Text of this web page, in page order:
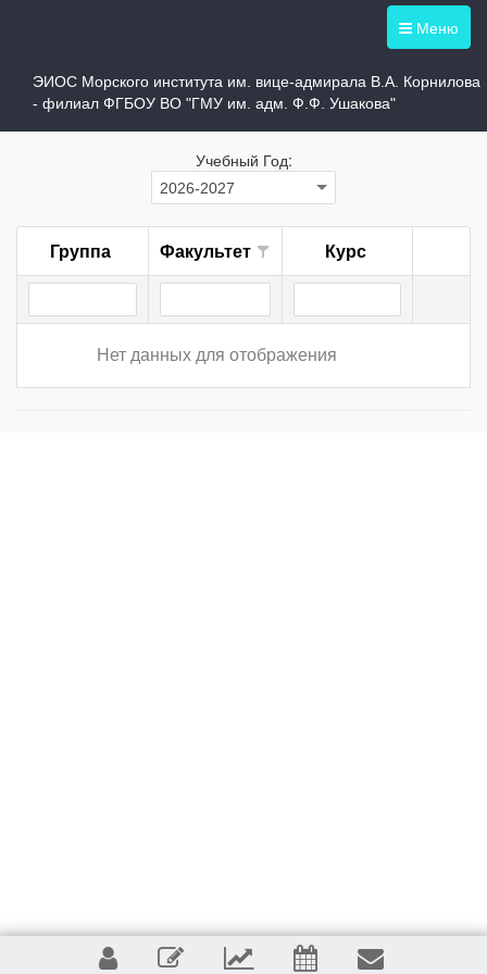
Меню
ЭИОС Морского института им. вице-адмирала В.А. Корнилова
- филиал ФГБОУ ВО "ГМУ им. адм. Ф.Ф. Ушакова"
Сводные ведомости успеваемости
Учебный Год:
Группа Факультет Курс
Нет данных для отображения